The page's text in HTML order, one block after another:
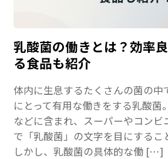
乳酸菌の働きとは？効率
る食品も紹介
体内に生息するたくさんの菌の中
にとって有用な働きをする乳酸菌
などに含まれ、スーパーやコンビ
で「乳酸菌」の文字を目にするこ
しかし、乳酸菌の具体的な働 […]